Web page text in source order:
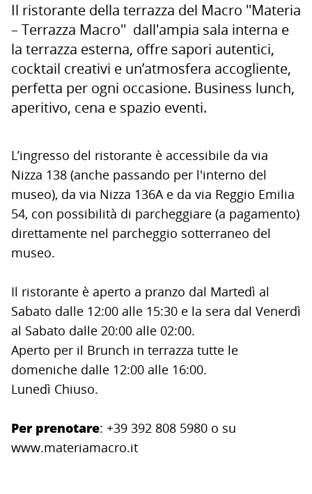
Il ristorante della terrazza del Macro ''Materia
– Terrazza Macro'' dall'ampia sala interna e
la terrazza esterna, offre sapori autentici,
cocktail creativi e un’atmosfera accogliente,
perfetta per ogni occasione. Business lunch,
aperitivo, cena e spazio eventi.
L’ingresso del ristorante è accessibile da via
Nizza 138 (anche passando per l'interno del
museo), da via Nizza 136A e da via Reggio Emilia
54, con possibilità di parcheggiare (a pagamento)
direttamente nel parcheggio sotterraneo del
museo.
Il ristorante è aperto a pranzo dal Martedì al
Sabato dalle 12:00 alle 15:30 e la sera dal Venerdì
al Sabato dalle 20:00 alle 02:00.
Aperto per il Brunch in terrazza tutte le
domeniche dalle 12:00 alle 16:00.
Lunedì Chiuso.
Per prenotare: +39 392 808 5980 o su
www.materiamacro.it